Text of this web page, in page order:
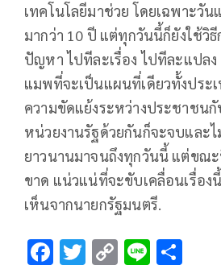
เทคโนโลยีมาช่วย โดยเฉพาะวั
มากว่า 10 ปี แต่ทุกวันนี้ก็ยังใช้วิ
ปัญหา ไปทีละเรื่อง ไปทีละแปลง
แมพที่จะเป็นแผนที่เดียวทั้งประ
ความขัดแย้งระหว่างประชาชนกั
หน่วยงานรัฐด้วยกันก็จะจบและ
ยาวนานมาจนถึงทุกวันนี้ แต่ขณ
ขาด แน่วแน่ที่จะขับเคลื่อนเรื่อง
เห็นจากนายกรัฐมนตรี.
F T C Li